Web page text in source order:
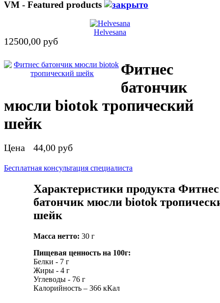
VM - Featured products
Helvesana
12500,00 руб
Фитнес
батончик
мюсли biotok тропический
шейк
Цена 44,00 руб
Бесплатная консультация специалиста
Характеристики продукта Фитнес
батончик мюсли biotok
шейк
Масса нетто: 30 г
Пищевая ценность на 100г:
Белки - 7 г
Жиры - 4 г
Углеводы - 76 г
Калорийность – 366 кКал